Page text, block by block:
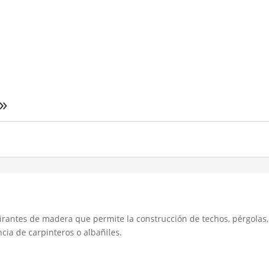
de madera que permite la construcción de techos, pérgolas,
de carpinteros o albañiles.